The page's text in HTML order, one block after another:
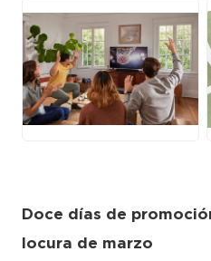
JPG
Doce días de
locura de marzo